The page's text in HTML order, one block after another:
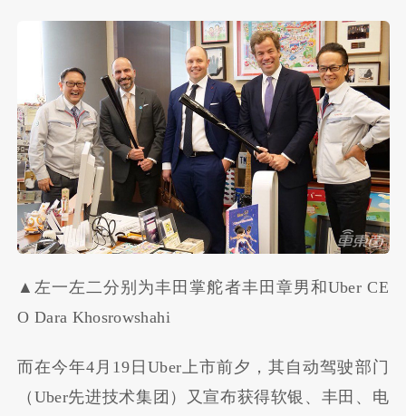
▲左一左二分别为丰田掌舵者丰田章男和Uber CE
O Dara Khosrowshahi
而在今年4 月 19 日 Uber 上市前夕，其自动驾驶部门
（ Uber先进技术集团）又宣布获得软银、丰田、电